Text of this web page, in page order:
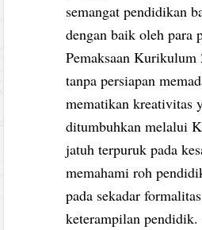
semangat pendidikan
dengan baik oleh para
Pemaksaan Kurikulum
tanpa persiapan
mematikan kreativitas
ditumbuhkan melalui
jatuh terpuruk pada
memahami roh
pada sekadar
keterampilan